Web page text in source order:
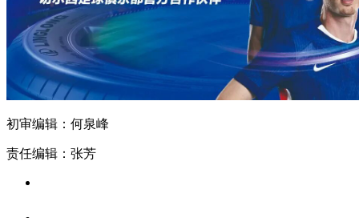
初审编辑：何泉峰
责任编辑：张芳